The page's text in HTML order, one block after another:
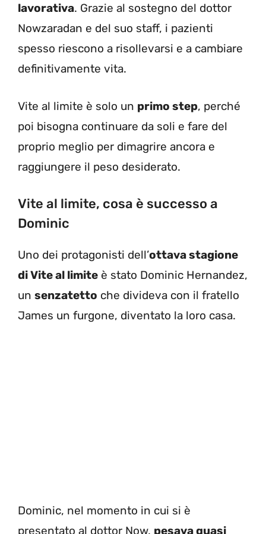
lavorativa. Grazie al sostegno del dottor
Nowzaradan e del suo staff, i pazienti
spesso riescono a risollevarsi e a cambiare
definitivamente vita.
Vite al limite è solo un primo step, perché
poi bisogna continuare da soli e fare del
proprio meglio per dimagrire ancora e
raggiungere il peso desiderato.
Vite al limite, cosa è successo a
Dominic
Uno dei protagonisti dell’ottava stagione
di Vite al limite è stato Dominic Hernandez,
un senzatetto che divideva con il fratello
James un furgone, diventato la loro casa.
Dominic, nel momento in cui si è
presentato al dottor Now, pesava quasi